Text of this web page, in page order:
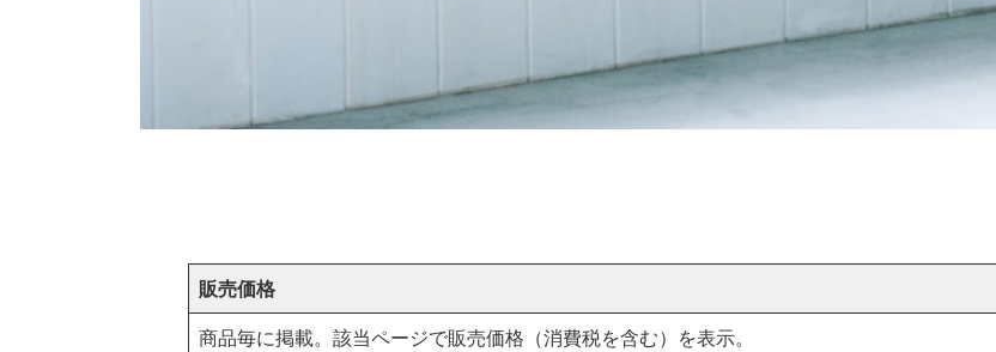
販売価格
商品毎に掲載。該当ページで販売価格（消費税を含む）を表示。